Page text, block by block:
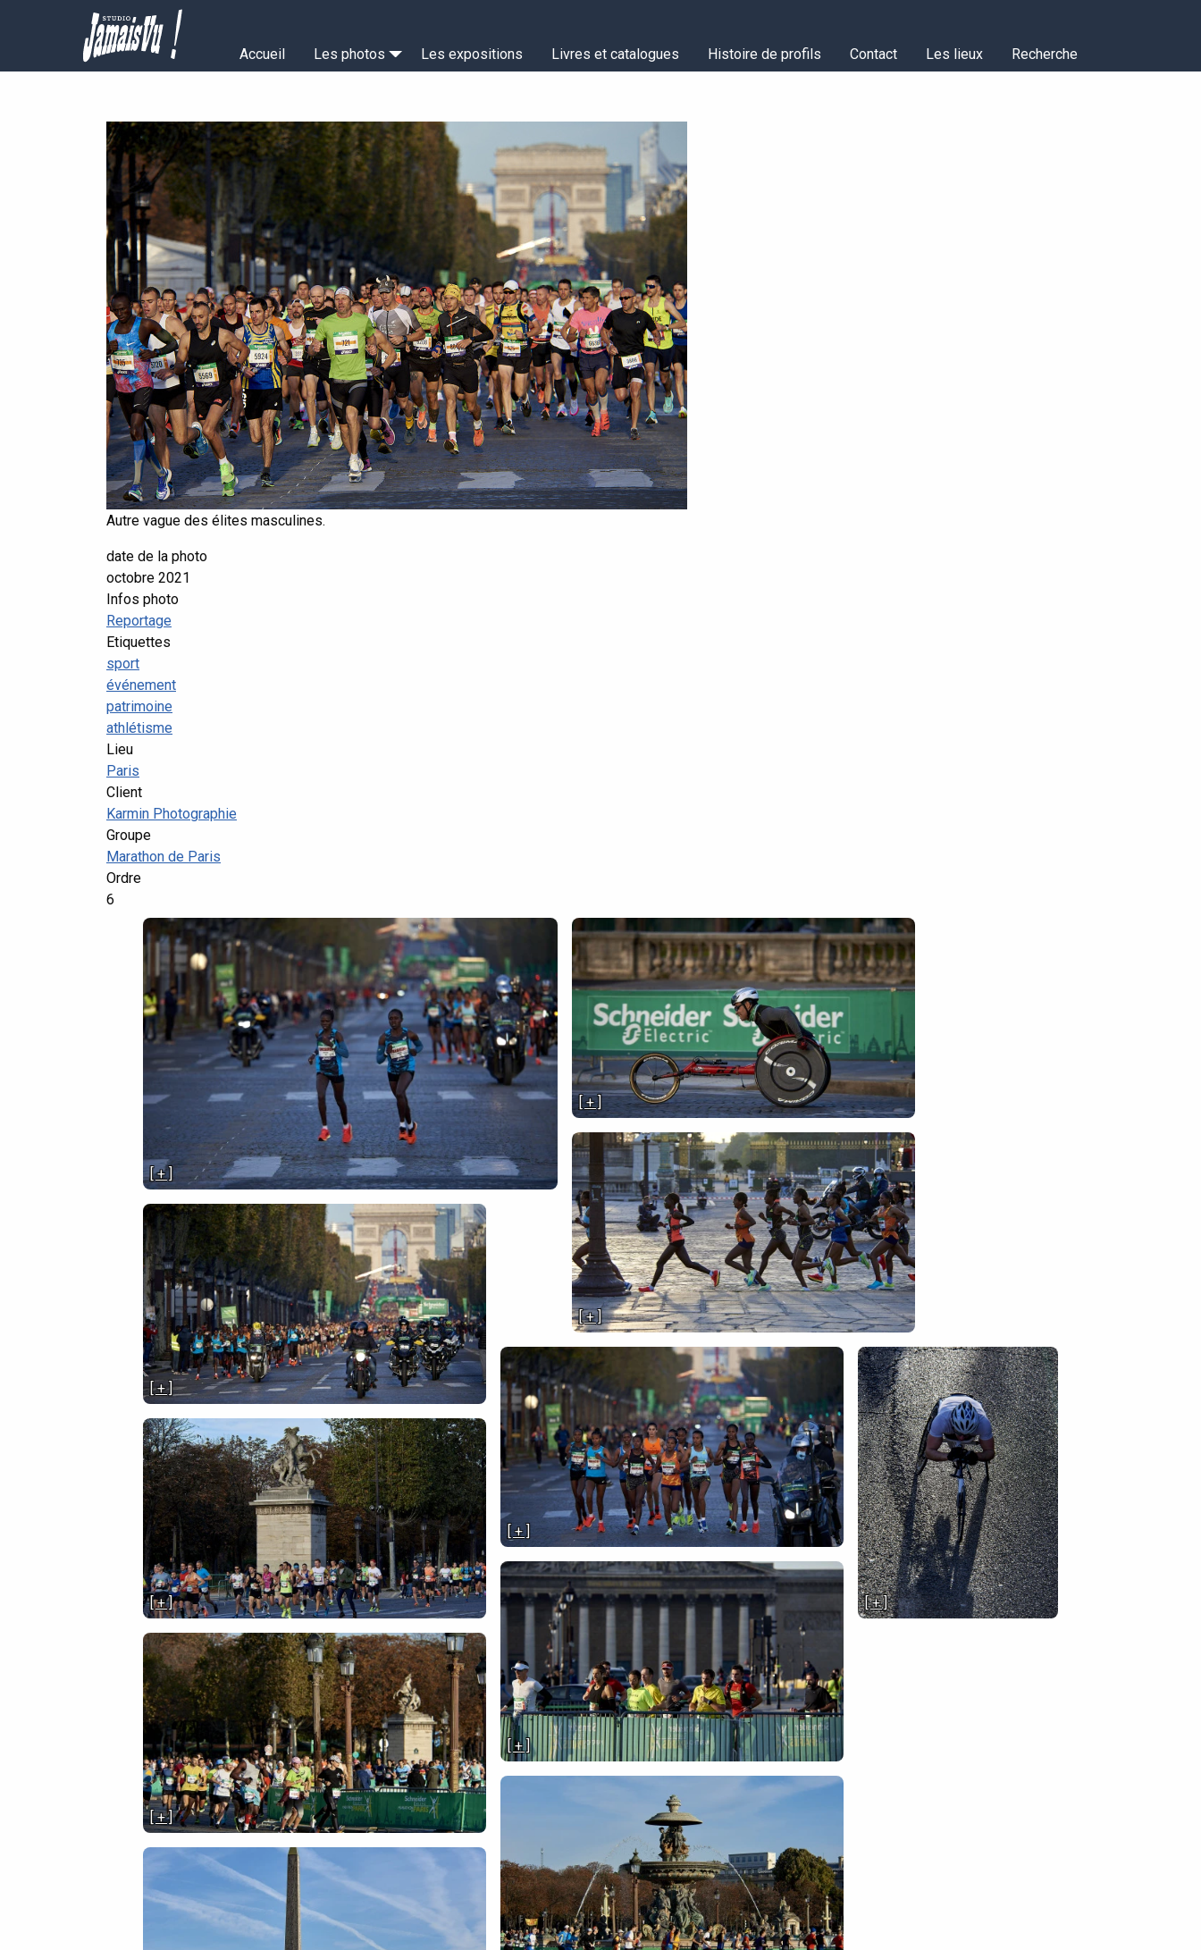
principal
Navigation
principale
Accueil Les photos Les expositions Livres et catalogues Histoire de profils Contact Les lieux Recherche
Autre vague des élites masculines.
date de la photo
octobre 2021
Infos photo
Reportage
Etiquettes
sport
événement
patrimoine
athlétisme
Lieu
Paris
Client
Karmin Photographie
Groupe
Marathon de Paris
Ordre
6
[ + ]
[ + ]
[ + ]
[ + ]
[ + ]
[ + ]
[ + ]
[ + ]
[ + ]